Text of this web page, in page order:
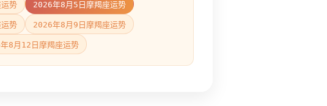
势 2026年8月5日摩羯座运势
势 2026年8月9日摩羯座运势
8月12日摩羯座运势